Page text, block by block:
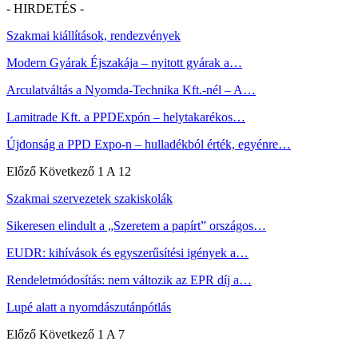
- HIRDETÉS -
Szakmai kiállítások, rendezvények
Modern Gyárak Éjszakája – nyitott gyárak a…
Arculatváltás a Nyomda-Technika Kft.-nél – A…
Lamitrade Kft. a PPDExpón – helytakarékos…
Újdonság a PPD Expo-n – hulladékból érték, egyénre…
Előző Következő 1 A 12
Szakmai szervezetek szakiskolák
Sikeresen elindult a „Szeretem a papírt” országos…
EUDR: kihívások és egyszerűsítési igények a…
Rendeletmódosítás: nem változik az EPR díj a…
Lupé alatt a nyomdászutánpótlás
Előző Következő 1 A 7